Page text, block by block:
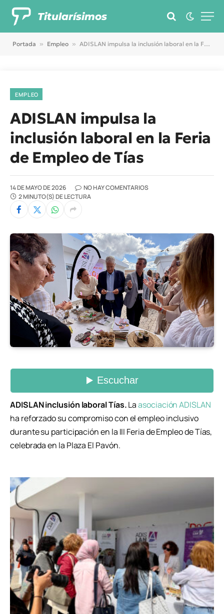
Titularísimos
Portada » Empleo » ADISLAN impulsa la inclusión laboral en la Feria de Empleo de Tías
EMPLEO
ADISLAN impulsa la
inclusión laboral en la Feria
de Empleo de Tías
14 DE MAYO DE 2026
NO HAY COMENTARIOS
2 MINUTO(S) DE LECTURA
ADISLAN inclusión laboral Tías.Laasociación ADISLAN
ha reforzado su compromiso con el empleo inclusivo
durante su participación en la III Feria de Empleo de Tías,
celebrada en la Plaza El Pavón.